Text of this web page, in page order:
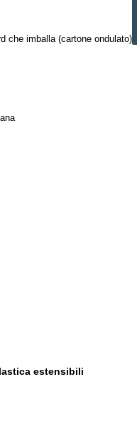
che imballa (cartone ondulato)
estensibili